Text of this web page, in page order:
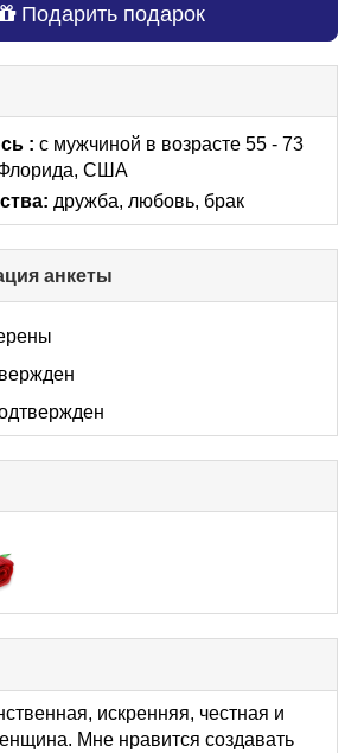
Подарить подарок
:с мужчиной в возрасте 55 - 73
США
дружба, любовь, брак
анкеты
to
искренняя, честная и
Мне нравится создавать